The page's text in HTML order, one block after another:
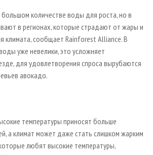
количестве воды для роста, но в
в регионах, которые страдают от жары и
климата, сообщает Rainforest Alliance. В
уже невелики, это усложняет
для удовлетворения спроса вырубаются
авокадо.
температуры приносят больше
а климат может даже стать слишком жарким
любят высокие температуры,